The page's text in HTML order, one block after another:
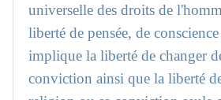
universelle des droits de
liberté de pensée, de
implique la liberté de changer
conviction ainsi que la liberté